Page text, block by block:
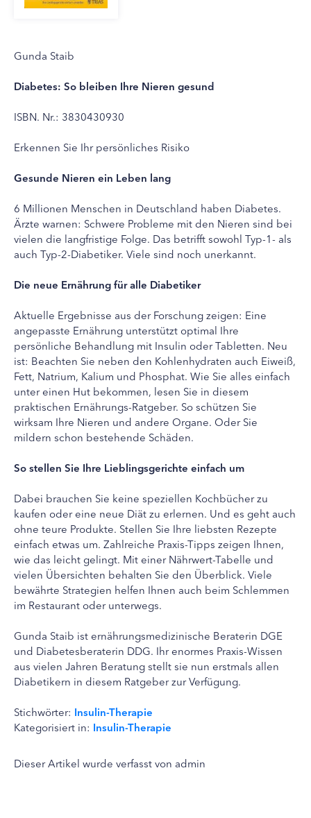
Gunda Staib
Diabetes: So bleiben Ihre Nieren gesund
ISBN. Nr.: 3830430930
Erkennen Sie Ihr persönliches Risiko
Gesunde Nieren ein Leben lang
6 Millionen Menschen in Deutschland haben Diabetes.
Ärzte warnen: Schwere Probleme mit den Nieren sind bei
vielen die langfristige Folge. Das betrifft sowohl Typ-1- als
auch Typ-2-Diabetiker. Viele sind noch unerkannt.
Die neue Ernährung für alle Diabetiker
Aktuelle Ergebnisse aus der Forschung zeigen: Eine
angepasste Ernährung unterstützt optimal Ihre
persönliche Behandlung mit Insulin oder Tabletten. Neu
ist: Beachten Sie neben den Kohlenhydraten auch Eiweiß,
Fett, Natrium, Kalium und Phosphat. Wie Sie alles einfach
unter einen Hut bekommen, lesen Sie in diesem
praktischen Ernährungs-Ratgeber. So schützen Sie
wirksam Ihre Nieren und andere Organe. Oder Sie
mildern schon bestehende Schäden.
So stellen Sie Ihre Lieblingsgerichte einfach um
Dabei brauchen Sie keine speziellen Kochbücher zu
kaufen oder eine neue Diät zu erlernen. Und es geht auch
ohne teure Produkte. Stellen Sie Ihre liebsten Rezepte
einfach etwas um. Zahlreiche Praxis-Tipps zeigen Ihnen,
wie das leicht gelingt. Mit einer Nährwert-Tabelle und
vielen Übersichten behalten Sie den Überblick. Viele
bewährte Strategien helfen Ihnen auch beim Schlemmen
im Restaurant oder unterwegs.
Gunda Staib ist ernährungsmedizinische Beraterin DGE
und Diabetesberaterin DDG. Ihr enormes Praxis-Wissen
aus vielen Jahren Beratung stellt sie nun erstmals allen
Diabetikern in diesem Ratgeber zur Verfügung.
Stichwörter: Insulin-Therapie
Kategorisiert in: Insulin-Therapie
Dieser Artikel wurde verfasst von admin